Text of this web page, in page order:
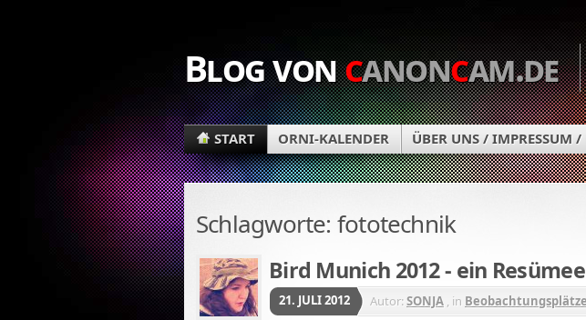
Blog voncanoncam.de
START ORNI-KALENDER ÜBER UNS / IMPRESSUM
Schlagworte: fototechnik
Bird Munich 2012 - ein Resümee
21. JULI 2012 Autor:SONJA , in Beobachtungsplätze